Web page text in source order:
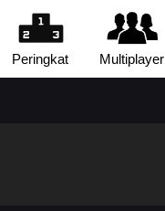
Peringkat Multiplayer